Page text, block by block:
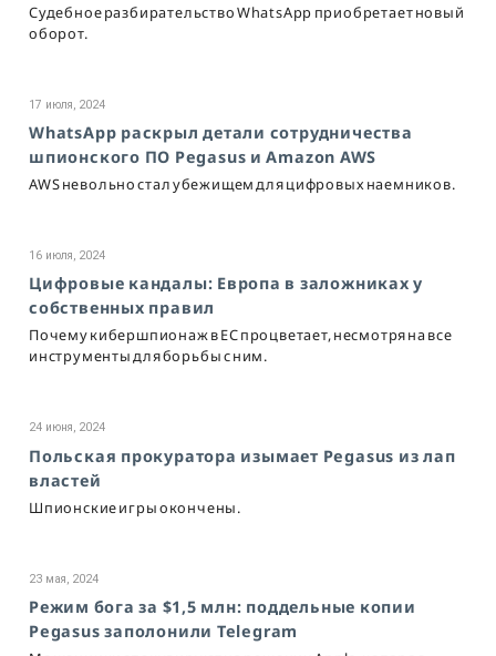
Судебное разбирательство WhatsApp приобретает новый
оборот.
17 июля, 2024
WhatsApp раскрыл детали сотрудничества
шпионского ПО Pegasus и Amazon AWS
AWS невольно стал убежищем для цифровых наемников.
16 июля, 2024
Цифровые кандалы: Европа в заложниках у
собственных правил
Почему кибершпионаж в ЕС процветает, несмотря на все
инструменты для борьбы с ним.
24 июня, 2024
Польская прокуратора изымает Pegasus из лап
властей
Шпионские игры окончены.
23 мая, 2024
Режим бога за $1,5 млн: поддельные копии
Pegasus заполонили Telegram